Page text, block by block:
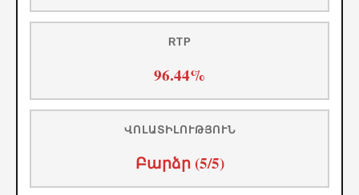
RTP
96.44%
ՎՈԼԱՏԻԼՈՒԹՅՈՒՆ
Բարձր (5/5)